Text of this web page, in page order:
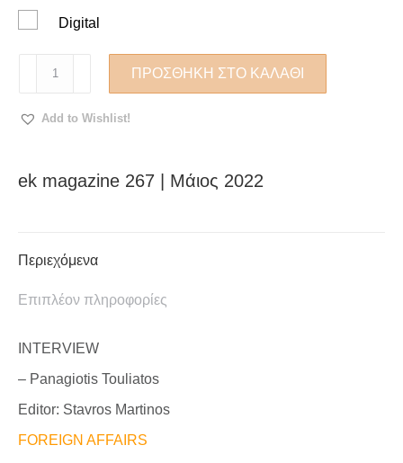
Digital
2022
ποσότητα
ΠΡΟΣΘΉΚΗ ΣΤΟ ΚΑΛΆΘΙ
Add to Wishlist!
ek magazine 267 | Μάιος 2022
Περιεχόμενα
Επιπλέον πληροφορίες
INTERVIEW
– Panagiotis Touliatos
Editor: Stavros Martinos
FOREIGN AFFAIRS